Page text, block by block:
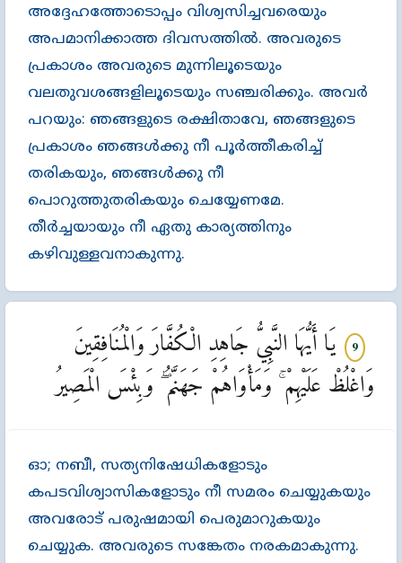
അദ്ദേഹത്തോടൊപ്പം വിശ്വസിച്ചവരെയും
അപമാനിക്കാത്ത ദിവസത്തില്‍. അവരുടെ
പ്രകാശം അവരുടെ മുന്നിലൂടെയും
വലതുവശങ്ങളിലൂടെയും സഞ്ചരിക്കും. അവര്‍
പറയും: ഞങ്ങളുടെ രക്ഷിതാവേ, ഞങ്ങളുടെ
പ്രകാശം ഞങ്ങള്‍ക്കു നീ പൂര്‍ത്തീകരിച്ച്‌
തരികയും, ഞങ്ങള്‍ക്കു നീ
പൊറുത്തുതരികയും ചെയ്യേണമേ.
തീര്‍ച്ചയായും നീ ഏതു കാര്യത്തിനും
കഴിവുള്ളവനാകുന്നു.
ഓ; നബീ, സത്യനിഷേധികളോടും
കപടവിശ്വാസികളോടും നീ സമരം ചെയ്യുകയും
അവരോട്‌ പരുഷമായി പെരുമാറുകയും
ചെയ്യുക. അവരുടെ സങ്കേതം നരകമാകുന്നു.
9
يَا أَيُّهَا النَّبِيُّ جَاهِدِ الْكُفَّارَ وَالْمُنَافِقِينَ
وَاغْلُظْ عَلَيْهِمْ ۚ وَمَأْوَاهُمْ جَهَنَّمُ ۖ وَبِئْسَ الْمَصِيرُ